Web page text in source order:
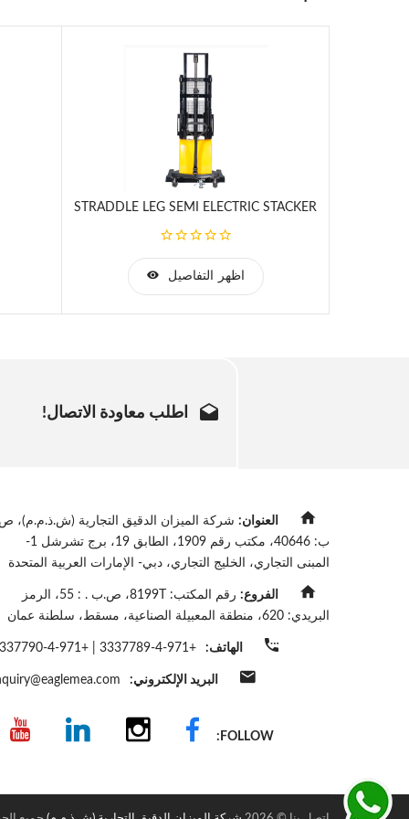
leg square steel, ensure strength of supporting leg.
running by a special screw with spring and tip.
from front to back of backrest, ensure the strength.
STRADDLE LEG SEMI ELECTRIC STACKER
اظهر التفاصيل
اطلب معاودة الاتصال!
العنوان: شركة الميزان الدقيق التجارية (ش.ذ.م.م)،
ب: 40646، مكتب رقم 1909، الطابق 19، برج تشرشل 1-
المبنى التجاري، الخليج التجاري، دبي- الإمارات العربية المتحدة
الفروع:
رقم المكتب: 8199T، ص.ب . : 55، الرمز
البريدي: 620، منطقة المعبيلة الصناعية، مسقط، سلطنة عمان
الهاتف: +971-4-3337789
+971-4-3337790
البريد الإلكتروني:
FOLLOW: